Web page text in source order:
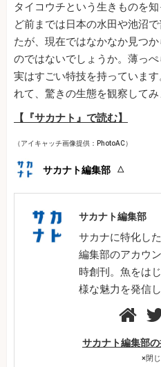
タイコウチという生きものを
ど前までは日本の水田や池沼
たが、現在ではなかなか見つ
のではないでしょうか。薄っぺ
実はすごい特技を持っていま
れて、驚きの生態を観察してみ
【『サカナト』で読む】
（アイキャッチ画像提供：PhotoAC）
サカナト編集部
サカナト編集部
サカナに特化し
編集部のアカウ
時創刊。魚をは
様な魅力を発信
サカナト編集部
×閉